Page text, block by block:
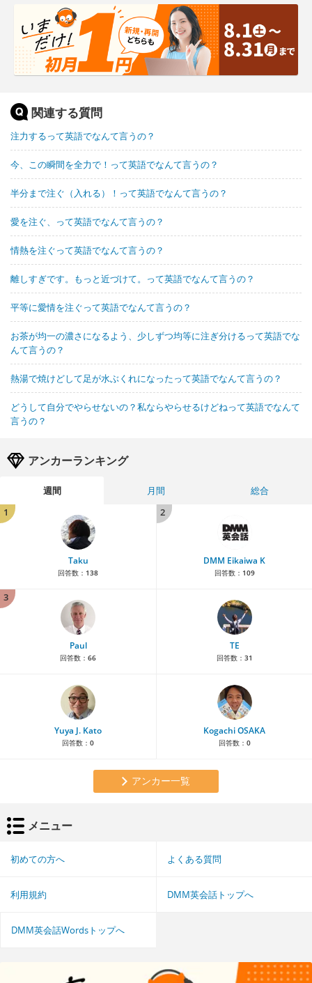
関連する質問
注力するって英語でなんて言うの？
今、この瞬間を全力で！って英語でなんて言うの？
半分まで注ぐ（入れる）！って英語でなんて言うの？
愛を注ぐ、って英語でなんて言うの？
情熱を注ぐって英語でなんて言うの？
離しすぎです。もっと近づけて。って英語でなんて言うの？
平等に愛情を注ぐって英語でなんて言うの？
お茶が均一の濃さになるよう、少しずつ均等に注ぎ分けるって英語でな
んて言うの？
熱湯で焼けどして足が水ぶくれになったって英語でなんて言うの？
どうして自分でやらせないの？私ならやらせるけどねって英語でなんて
言うの？
アンカーランキング
週間 月間
総合
1
Taku
回答数： 138
2
DMM Eikaiwa K
回答数： 109
3
Paul
回答数： 66
TE
回答数： 31
Yuya J. Kato
回答数： 0
Kogachi OSAKA
回答数： 0
アンカー一覧
メニュー
初めての方へ よくある質問
利用規約 DMM英会話トップへ
DMM英会話Wordsトップへ